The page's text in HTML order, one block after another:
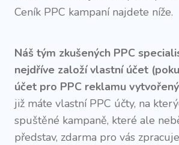
Ceník PPC kampaní najdete níže.
Náš tým zkušených PPC
nejdříve založí vlastní účet
účet pro PPC reklamu
již máte vlastní PPC účty, na
spuštěné kampaně, které ale
představ, zdarma pro vás